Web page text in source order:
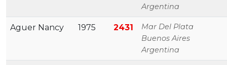
Argentina
Aguer Nancy 1975 2431
Mar Del Plata
Buenos Aires
Argentina